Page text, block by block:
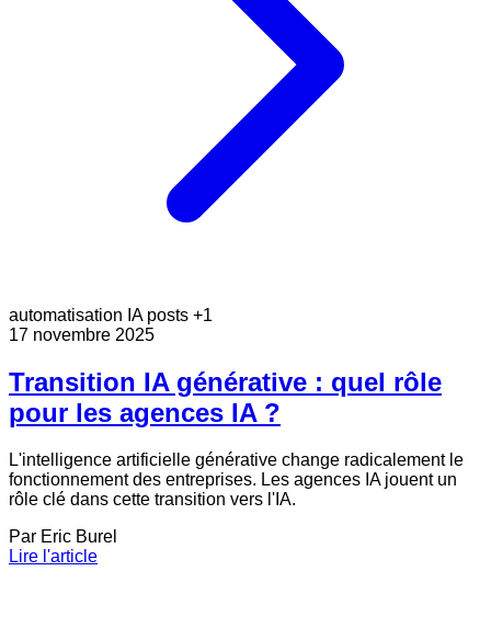
automatisation IA posts +1
17 novembre 2025
Transition IA générative : quel rôle
pour les agences IA ?
L'intelligence artificielle générative change radicalement le
fonctionnement des entreprises. Les agences IA jouent un
rôle clé dans cette transition vers l'IA.
Par Eric Burel
Lire l'article